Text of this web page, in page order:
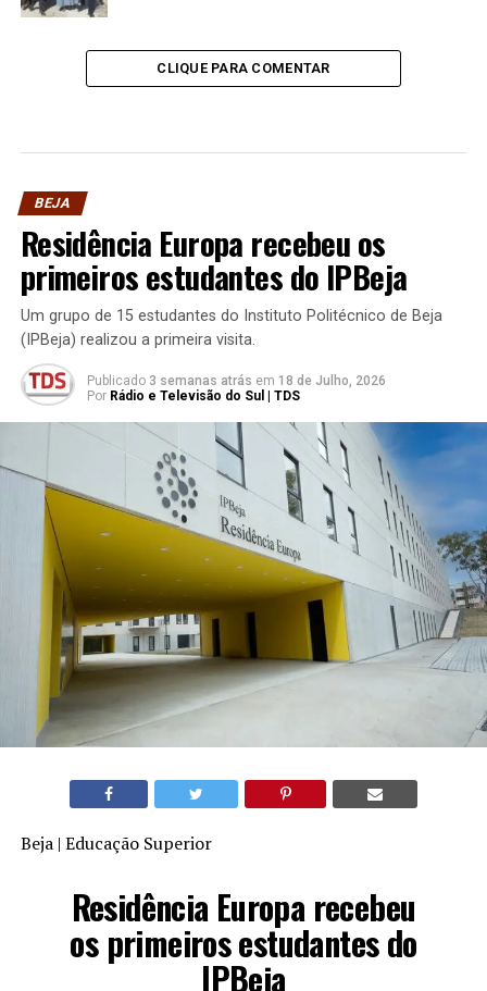
CLIQUE PARA COMENTAR
BEJA
Residência Europa recebeu os
primeiros estudantes do IPBeja
Um grupo de 15 estudantes do Instituto Politécnico de Beja
(IPBeja) realizou a primeira visita.
Publicado 3 semanas atrás em 18 de Julho, 2026
Por Rádio e Televisão do Sul | TDS
Beja | Educação Superior
Residência Europa recebeu
os primeiros estudantes do
IPBeja